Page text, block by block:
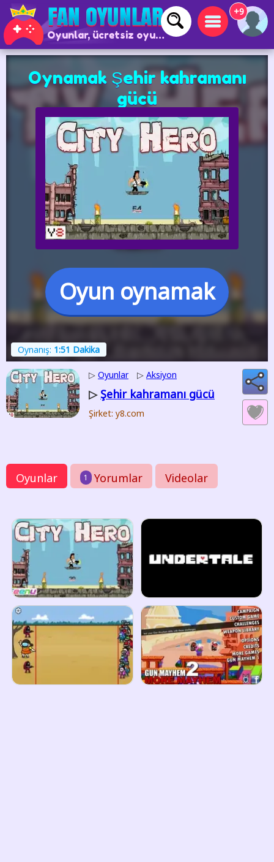
Oyunlar, ücretsiz oyunlar ve çevrimiçi oyunlar
+9
Oynamak Şehir kahramanı
gücü
Oyun oynamak
Oynanış: 1:51 Dakika
▷ Oyunlar ▷ Aksiyon
▷ Şehir kahramanı gücü
Şirket: y8.com
Oyunlar 1 Yorumlar Videolar